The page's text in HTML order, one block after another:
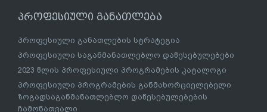
პროფესიული განათლება
პროფესიული განათლების სტრატეგია
პროფესიული საგანმანათლებლო დაწესებულებები
2023 წლის პროფესიული პროგრამების კატალოგი
პროფესიული პროგრამების განმახორციელებელი
ზოგადსაგანმანათლებლო დაწესებულებების
ჩამონათვალი